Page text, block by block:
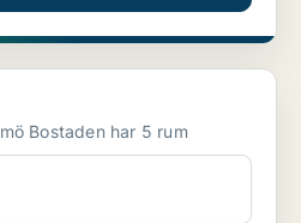
Lägenhet att hyra i Malmö Bostaden har 5 rum